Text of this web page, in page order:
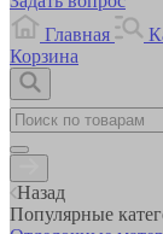
Главная
Корзина
Назад
Популярные